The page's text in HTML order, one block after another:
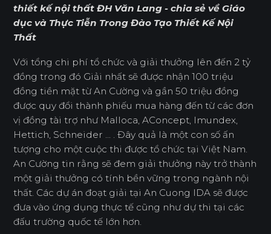
thiết kế nội thất ĐH Văn Lang - chia sẻ về Giáo
dục và Thực Tiễn Trong Đào Tạo Thiết Kế Nội
Thất
Với tổng chi phí tổ chức và giải thưởng lên đến 2 tỷ
đồng trong đó Giải nhất sẽ được nhận 100 triệu
đồng tiền mặt từ An Cường và gần 50 triệu đồng
được quy đổi thành phiếu mua hàng đến từ các đơn
vị đồng tài trợ như Malloca, AConcept, Imundex,
Hettich, Schneider ... . Đây quả là một con số ấn
tượng cho một cuộc thi được tổ chức tại Việt Nam.
An Cường tin rằng sẽ đem giải thưởng này trở thành
một giải thưởng có tính bền vững trong ngành nội
thất. Các dự án đoạt giải tại An Cuong IDA sẽ được
đưa vào ứng dụng thực tế cũng như dự thi tại các
đấu trường quốc tế lớn hơn.